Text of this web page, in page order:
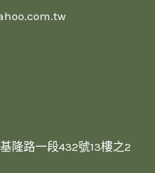
隆路一段432號13樓之2